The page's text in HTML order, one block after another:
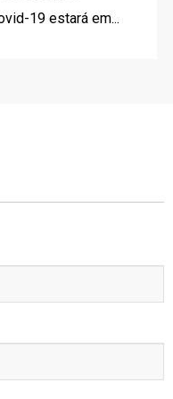
19 estará em...